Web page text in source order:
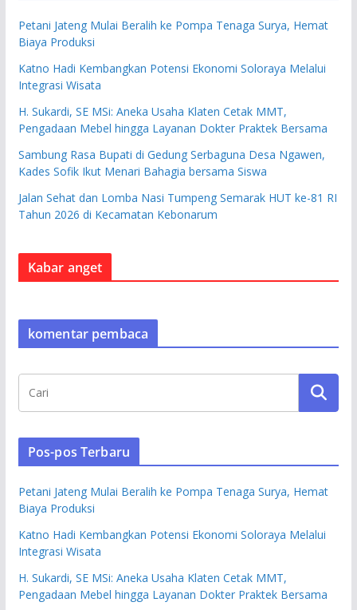
Petani Jateng Mulai Beralih ke Pompa Tenaga Surya, Hemat
Biaya Produksi
Katno Hadi Kembangkan Potensi Ekonomi Soloraya Melalui
Integrasi Wisata
H. Sukardi, SE MSi: Aneka Usaha Klaten Cetak MMT,
Pengadaan Mebel hingga Layanan Dokter Praktek Bersama
Sambung Rasa Bupati di Gedung Serbaguna Desa Ngawen,
Kades Sofik Ikut Menari Bahagia bersama Siswa
Jalan Sehat dan Lomba Nasi Tumpeng Semarak HUT ke-81 RI
Tahun 2026 di Kecamatan Kebonarum
Kabar anget
komentar pembaca
Pos-pos Terbaru
Petani Jateng Mulai Beralih ke Pompa Tenaga Surya, Hemat
Biaya Produksi
Katno Hadi Kembangkan Potensi Ekonomi Soloraya Melalui
Integrasi Wisata
H. Sukardi, SE MSi: Aneka Usaha Klaten Cetak MMT,
Pengadaan Mebel hingga Layanan Dokter Praktek Bersama